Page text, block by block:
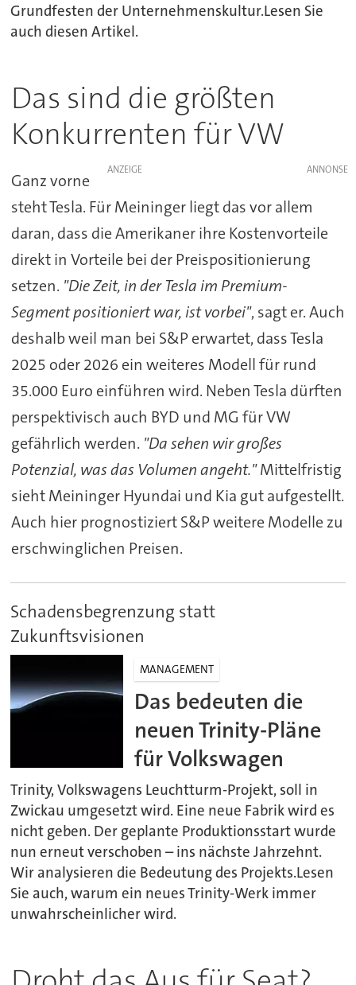
Grundfesten der Unternehmenskultur.Lesen Sie
auch diesen Artikel.
Das sind die größten
Konkurrenten für VW
ANZEIGE
Ganz vorne
steht Tesla. Für Meininger liegt das vor allem
daran, dass die Amerikaner ihre Kostenvorteile
direkt in Vorteile bei der Preispositionierung
setzen. "Die Zeit, in der Tesla im Premium-
Segment positioniert war, ist vorbei", sagt er. Auch
deshalb weil man bei S&P erwartet, dass Tesla
2025 oder 2026 ein weiteres Modell für rund
35.000 Euro einführen wird. Neben Tesla dürften
perspektivisch auch BYD und MG für VW
gefährlich werden. "Da sehen wir großes
Potenzial, was das Volumen angeht."Mittelfristig
sieht Meininger Hyundai und Kia gut aufgestellt.
Auch hier prognostiziert S&P weitere Modelle zu
erschwinglichen Preisen.
Schadensbegrenzung statt
Zukunftsvisionen
MANAGEMENT
Das bedeuten die
neuen Trinity-Pläne
für Volkswagen
Trinity, Volkswagens Leuchtturm-Projekt, soll in
Zwickau umgesetzt wird. Eine neue Fabrik wird es
nicht geben. Der geplante Produktionsstart wurde
nun erneut verschoben – ins nächste Jahrzehnt.
Wir analysieren die Bedeutung des Projekts.Lesen
Sie auch, warum ein neues Trinity-Werk immer
unwahrscheinlicher wird.